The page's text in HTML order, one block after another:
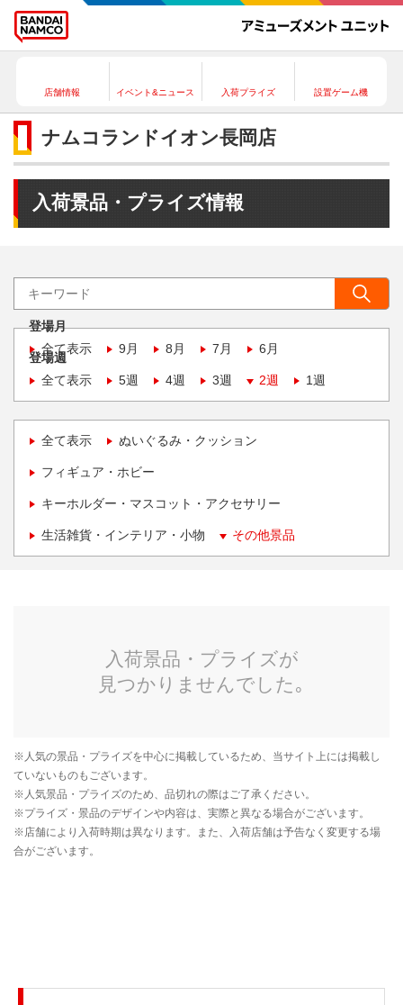
店舗情報 イベント&ニュース 入荷プライズ 設置ゲーム機
ナムコランドイオン長岡店
入荷景品・プライズ情報
登場月
全て表示
9月 8月 7月 6月
登場週
全て表示
5週 4週 3週 2週 1週
全て表示 ぬいぐるみ・クッション
フィギュア・ホビー
キーホルダー・マスコット・アクセサリー
生活雑貨・インテリア・小物 その他景品